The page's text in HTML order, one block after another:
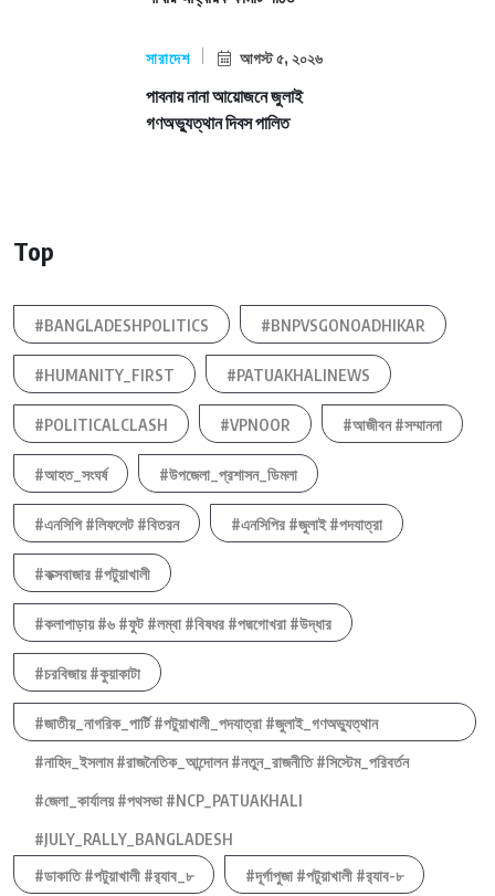
সারাদেশ আগস্ট ৫, ২০২৬
পাবনায় নানা আয়োজনে জুলাই
গণঅভ্যুত্থান দিবস পালিত
Top
#BANGLADESHPOLITICS #BNPVSGONOADHIKAR
#HUMANITY_FIRST #PATUAKHALINEWS
#POLITICALCLASH #VPNOOR #আজীবন #সম্মাননা
#আহত_সংঘর্ষ #উপজেলা_প্রশাসন_ডিমলা
#এনসিপি #লিফলেট #বিতরন #এনসিপির #জুলাই #পদযাত্রা
#কক্সবাজার #পটুয়াখালী
#কলাপাড়ায় #৬ #ফুট #লম্বা #বিষধর #পদ্মগোখরা #উদ্ধার
#চরবিজায় #কুয়াকাটা
#জাতীয়_নাগরিক_পার্টি #পটুয়াখালী_পদযাত্রা #জুলাই_গণঅভ্যুত্থান
#নাহিদ_ইসলাম #রাজনৈতিক_আন্দোলন #নতুন_রাজনীতি #সিস্টেম_পরিবর্তন
#জেলা_কার্যালয় #পথসভা #NCP_PATUAKHALI
#JULY_RALLY_BANGLADESH
#ডাকাতি #পটুয়াখালী #র‍্যাব_৮
#দূর্গাপুজা #পটুয়াখালী #র‍্যাব-৮